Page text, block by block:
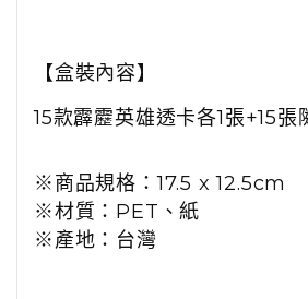
【盒裝內容】
15款霹靂英雄透卡各1張+15
※商品規格：17.5 x 12.5cm
※材質：PET、紙
※產地：台灣